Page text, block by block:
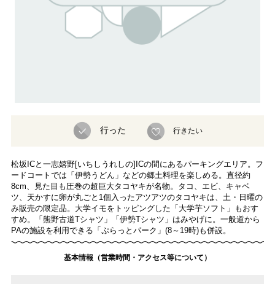
行った 行きたい
松坂ICと一志嬉野[いちしうれしの]ICの間にあるパーキングエリア。フ
ードコートでは「伊勢うどん」などの郷土料理を楽しめる。直径約
8cm、見た目も圧巻の超巨大タコヤキが名物。タコ、エビ、キャベ
ツ、天かすに卵が丸ごと1個入ったアツアツのタコヤキは、土・日曜の
み販売の限定品。大学イモをトッピングした「大学芋ソフト」もおす
すめ。「熊野古道Tシャツ」「伊勢Tシャツ」はみやげに。一般道から
PAの施設を利用できる「ぷらっとパーク」(8～19時)も併設。
基本情報（営業時間・アクセス等について）